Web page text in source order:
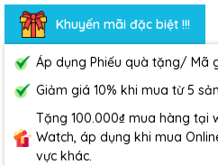
Khuyến mãi đặc biệt !!!
Áp dụng Phiếu quà tặng/ Mã
Giảm giá 10% khi mua từ 5
Tặng 100.000₫ mua hàng tại
Watch, áp dụng khi mua
vực khác.